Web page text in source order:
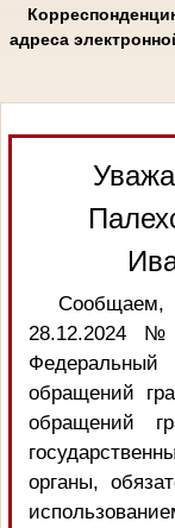
адреса
28.12.2024
Федеральный
обращений
обращений
органы,